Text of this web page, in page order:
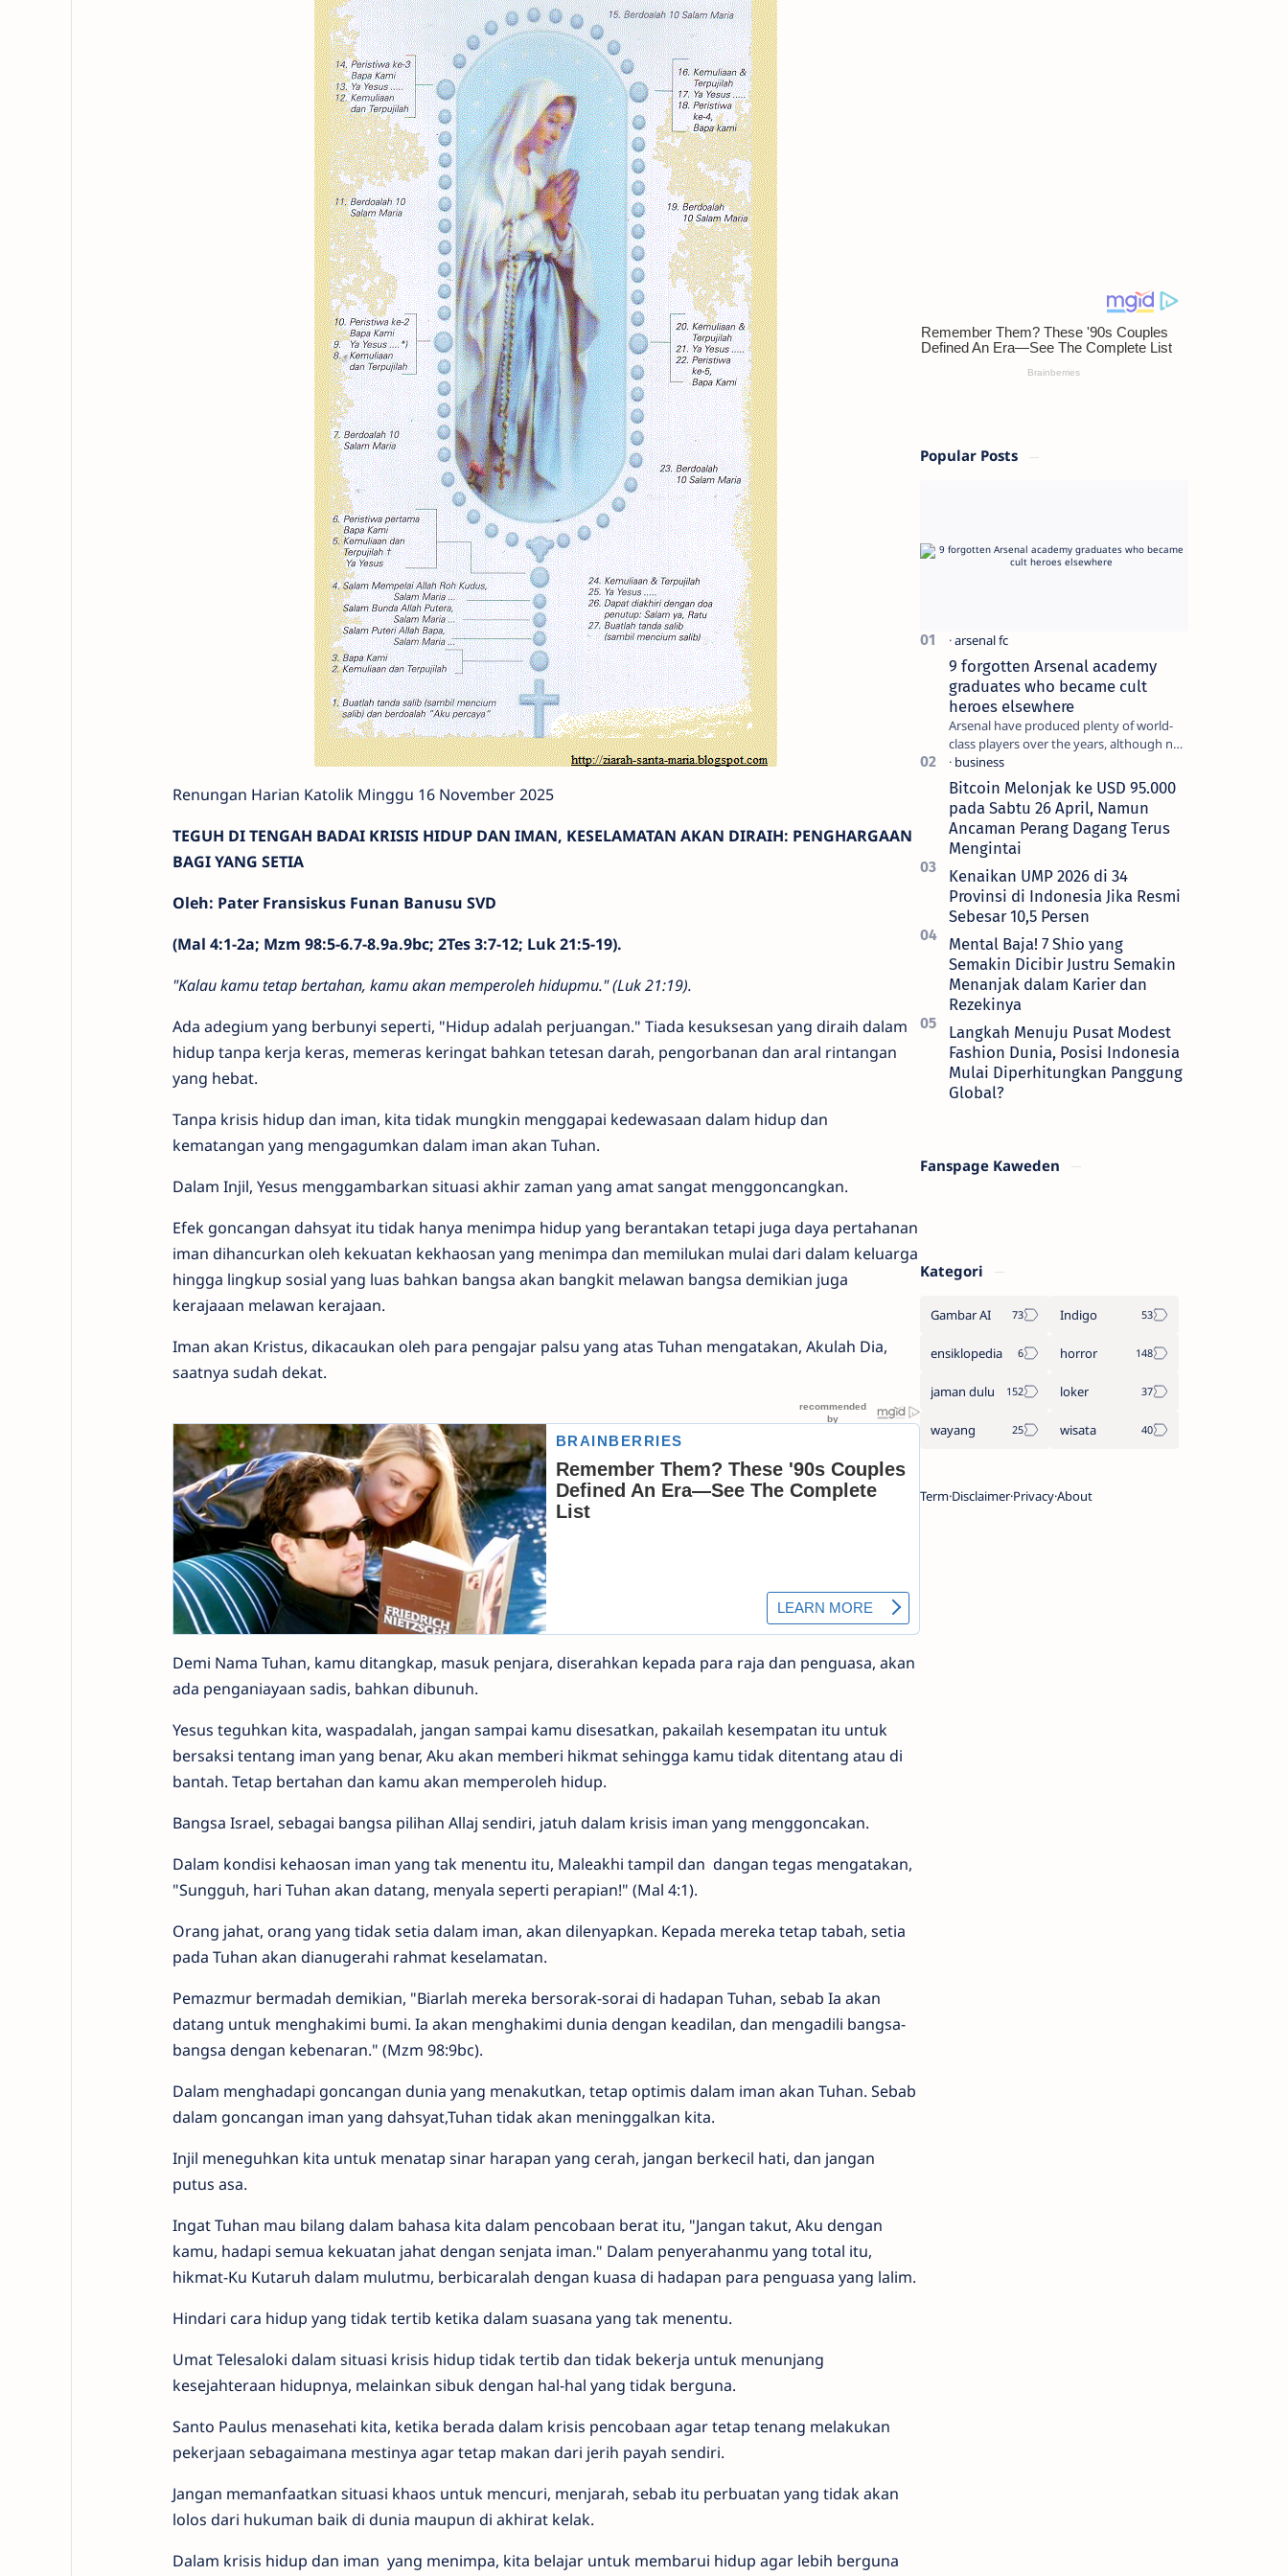
Renungan Harian Katolik Minggu 16 November 2025
TEGUH DI TENGAH BADAI KRISIS HIDUP DAN IMAN, KESELAMATAN AKAN DIRAIH: PENGHARGAAN
BAGI YANG SETIA
Oleh: Pater Fransiskus Funan Banusu SVD
(Mal 4:1-2a; Mzm 98:5-6.7-8.9a.9bc; 2Tes 3:7-12; Luk 21:5-19).
"Kalau kamu tetap bertahan, kamu akan memperoleh hidupmu." (Luk 21:19).
Ada adegium yang berbunyi seperti, "Hidup adalah perjuangan." Tiada kesuksesan yang diraih dalam
hidup tanpa kerja keras, memeras keringat bahkan tetesan darah, pengorbanan dan aral rintangan
yang hebat.
Tanpa krisis hidup dan iman, kita tidak mungkin menggapai kedewasaan dalam hidup dan
kematangan yang mengagumkan dalam iman akan Tuhan.
Dalam Injil, Yesus menggambarkan situasi akhir zaman yang amat sangat menggoncangkan.
Efek goncangan dahsyat itu tidak hanya menimpa hidup yang berantakan tetapi juga daya pertahanan
iman dihancurkan oleh kekuatan kekhaosan yang menimpa dan memilukan mulai dari dalam keluarga
hingga lingkup sosial yang luas bahkan bangsa akan bangkit melawan bangsa demikian juga
kerajaaan melawan kerajaan.
Iman akan Kristus, dikacaukan oleh para pengajar palsu yang atas Tuhan mengatakan, Akulah Dia,
saatnya sudah dekat.
Demi Nama Tuhan, kamu ditangkap, masuk penjara, diserahkan kepada para raja dan penguasa, akan
ada penganiayaan sadis, bahkan dibunuh.
Yesus teguhkan kita, waspadalah, jangan sampai kamu disesatkan, pakailah kesempatan itu untuk
bersaksi tentang iman yang benar, Aku akan memberi hikmat sehingga kamu tidak ditentang atau di
bantah. Tetap bertahan dan kamu akan memperoleh hidup.
Bangsa Israel, sebagai bangsa pilihan Allaj sendiri, jatuh dalam krisis iman yang menggoncakan.
Dalam kondisi kehaosan iman yang tak menentu itu, Maleakhi tampil dan dangan tegas mengatakan,
"Sungguh, hari Tuhan akan datang, menyala seperti perapian!" (Mal 4:1).
Orang jahat, orang yang tidak setia dalam iman, akan dilenyapkan. Kepada mereka tetap tabah, setia
pada Tuhan akan dianugerahi rahmat keselamatan.
Pemazmur bermadah demikian, "Biarlah mereka bersorak-sorai di hadapan Tuhan, sebab Ia akan
datang untuk menghakimi bumi. Ia akan menghakimi dunia dengan keadilan, dan mengadili bangsa-
bangsa dengan kebenaran." (Mzm 98:9bc).
Dalam menghadapi goncangan dunia yang menakutkan, tetap optimis dalam iman akan Tuhan. Sebab
dalam goncangan iman yang dahsyat,Tuhan tidak akan meninggalkan kita.
Injil meneguhkan kita untuk menatap sinar harapan yang cerah, jangan berkecil hati, dan jangan
putus asa.
Ingat Tuhan mau bilang dalam bahasa kita dalam pencobaan berat itu, "Jangan takut, Aku dengan
kamu, hadapi semua kekuatan jahat dengan senjata iman." Dalam penyerahanmu yang total itu,
hikmat-Ku Kutaruh dalam mulutmu, berbicaralah dengan kuasa di hadapan para penguasa yang lalim.
Hindari cara hidup yang tidak tertib ketika dalam suasana yang tak menentu.
Umat Telesaloki dalam situasi krisis hidup tidak tertib dan tidak bekerja untuk menunjang
kesejahteraan hidupnya, melainkan sibuk dengan hal-hal yang tidak berguna.
Santo Paulus menasehati kita, ketika berada dalam krisis pencobaan agar tetap tenang melakukan
pekerjaan sebagaimana mestinya agar tetap makan dari jerih payah sendiri.
Jangan memanfaatkan situasi khaos untuk mencuri, menjarah, sebab itu perbuatan yang tidak akan
lolos dari hukuman baik di dunia maupun di akhirat kelak.
Dalam krisis hidup dan iman yang menimpa, kita belajar untuk membarui hidup agar lebih berguna
Popular Posts
9 forgotten Arsenal academy
graduates who became cult
heroes elsewhere
Arsenal have produced plenty of world-
class players over the years, although not
all of them make the grade at the
Emirates. For every Tony Ada…
Bitcoin Melonjak ke USD 95.000
pada Sabtu 26 April, Namun
Ancaman Perang Dagang Terus
Mengintai
Kenaikan UMP 2026 di 34
Provinsi di Indonesia Jika Resmi
Sebesar 10,5 Persen
Mental Baja! 7 Shio yang
Semakin Dicibir Justru Semakin
Menanjak dalam Karier dan
Rezekinya
Langkah Menuju Pusat Modest
Fashion Dunia, Posisi Indonesia
Mulai Diperhitungkan Panggung
Global?
Fanspage Kaweden
Kategori
Gambar AI Indigo
ensiklopedia horror
jaman dulu loker
wayang wisata
TermDisclaimerPrivacyAbout